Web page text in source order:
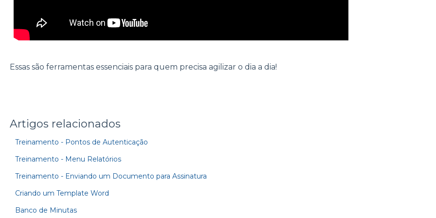
Essas são ferramentas essenciais para quem precisa agilizar o dia a dia!
Artigos relacionados
Treinamento - Pontos de Autenticação
Treinamento - Menu Relatórios
Treinamento - Enviando um Documento para Assinatura
Criando um Template Word
Banco de Minutas